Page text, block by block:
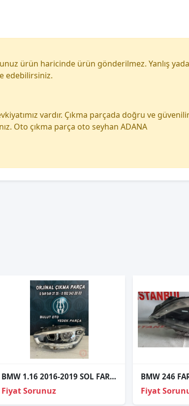
ürün haricinde ürün gönderilmez. Yanlış
edebilirsiniz.
vardır. Çıkma parçada doğru ve
Oto çıkma parça oto seyhan ADANA
BMW 1.16 2016-2019 SOL FAR ORJİNAL ÇIKMA YEDEK PARÇA
Fiyat Sorunuz
BMW 246
Fiyat